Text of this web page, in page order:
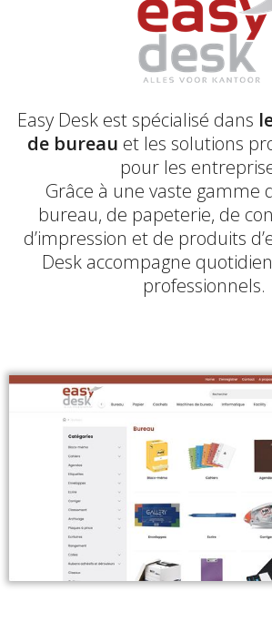
Easy Desk est spécialisé dans
de bureau et les solutions
pour les
Grâce à une vaste gamme
bureau, de papeterie, de
d’impression et de produits
Desk accompagne
professionnels.